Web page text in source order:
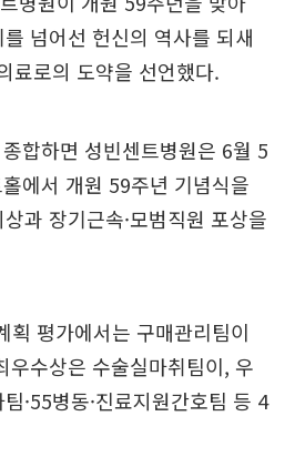
넘어선 헌신의 역사를 되새
료로의 도약을 선언했다.
합하면 성빈센트병원은 6월 5
에서 개원 59주년 기념식을
과 장기근속·모범직원 포상을
획 평가에서는 구매관리팀이
우수상은 수술실마취팀이, 우
·55병동·진료지원간호팀 등 4